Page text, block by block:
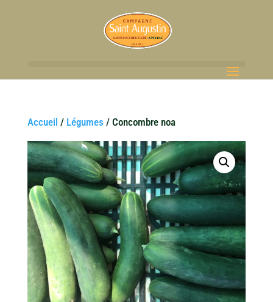
Accueil / Légumes / Concombre noa